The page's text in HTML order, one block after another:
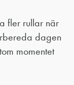
fler rullar när
dagen
momentet